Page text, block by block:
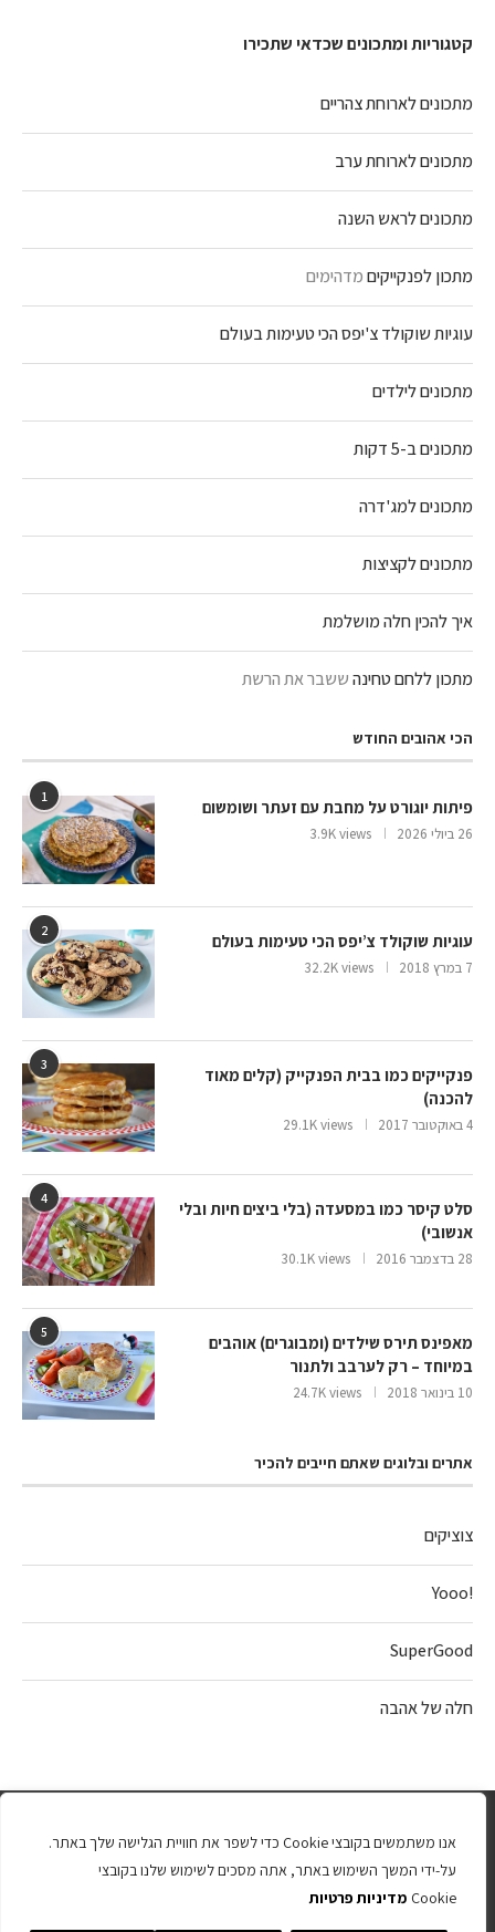
אנו משתמשים בקובצי Cookie כדי לשפר את חוויית הגלישה שלך באתר.
על-ידי המשך השימוש באתר, אתה מסכים לשימוש שלנו בקובצי
Cookie מדיניות פרטיות
קטגוריות ומתכונים שכדאי שתכירו
מתכונים לארוחת צהריים
מתכונים לארוחת ערב
מתכונים לראש השנה
מתכון לפנקייקיםמדהימים
עוגיות שוקולד צ'יפס הכי טעימות בעולם
מתכונים לילדים
מתכונים ב-5 דקות
מתכונים למג'דרה
מתכונים לקציצות
איך להכין חלה מושלמת
מתכון ללחם טחינהששבר את הרשת
הכי אהובים החודש
1
פיתות יוגורט על מחבת עם זעתר ושומשום
26 ביולי 2026 3.9K views
2
עוגיות שוקולד צ’יפס הכי טעימות בעולם
7 במרץ 2018 32.2K views
3
פנקייקים כמו בבית הפנקייק (קלים מאוד
להכנה)
4 באוקטובר 2017 29.1K views
4
סלט קיסר כמו במסעדה (בלי ביצים חיות ובלי
אנשובי)
28 בדצמבר 2016 30.1K views
5
מאפינס תירס שילדים (ומבוגרים) אוהבים
במיוחד – רק לערבב ולתנור
10 בינואר 2018 24.7K views
אתרים ובלוגים שאתם חייבים להכיר
צוציקים
!Yooo
SuperGood
חלה של אהבה